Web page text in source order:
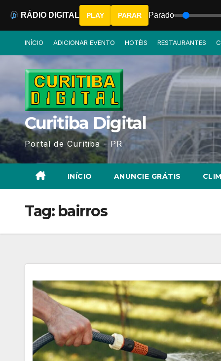
INÍCIO ADICIONAR EVENTO HOTÉIS RESTAURANTES
Curitiba Digital
Portal de Curitiba - PR
INÍCIO ANUNCIE GRÁTIS
Tag: bairros
RÁDIO DIGITAL PLAY PARAR Parado